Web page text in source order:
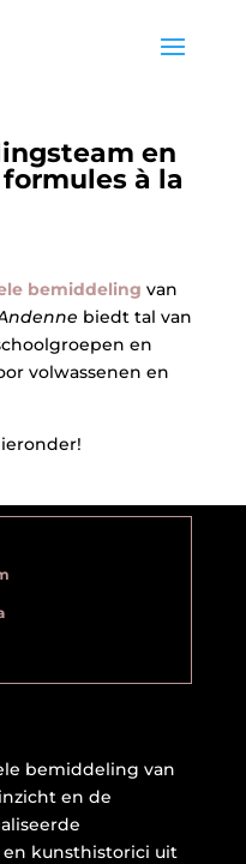
en
à la
bemiddeling van
biedt tal van
en
volwassenen en
bemiddeling van
en de
kunsthistorici uit